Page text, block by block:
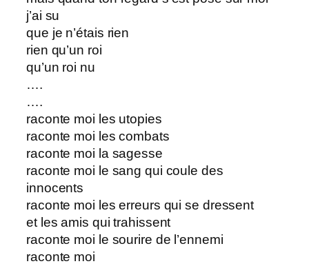
j’ai su
que je n’étais rien
rien qu’un roi
qu’un roi nu
….
….
raconte moi les utopies
raconte moi les combats
raconte moi la sagesse
raconte moi le sang qui coule des
innocents
raconte moi les erreurs qui se dressent
et les amis qui trahissent
raconte moi le sourire de l’ennemi
raconte moi